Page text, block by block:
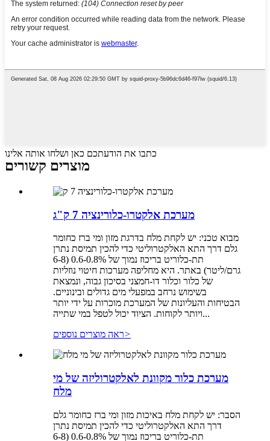
כתבו את הודעתכם כאן ושלחו אותה אלינו
מוצרים קשורים
מערכת אלקטרו-כלורינציה 7 ק"ג
מבוא טכני: יש לקחת מלח בדרגת מזון ומי ברז כחומר
גלם דרך התא האלקטרוליטי כדי להכין תמיסת נתרן
תת-כלוריט בריכוז נמוך של 0.6-0.8% (6-8
גרם/ליטר) באתר. היא מחליפה מערכות חיטוי נוזליות
של כלור וכלור דו-חמצני בסיכון גבוה, ונמצאת
בשימוש נרחב במפעלי מים גדולים ובינוניים.
הבטיחות והעליונות של המערכת מוכרות על ידי יותר
ויותר לקוחות. הציוד יכול לטפל במי שתייה...
ראה מוצרים נוספים>
מערכת כלור מקוונת לאלקטרוליזה של מי
מלח
הסבר: יש לקחת מלח באיכות מזון ומי ברז כחומר גלם
דרך התא האלקטרוליטי כדי להכין תמיסת נתרן
תת-כלוריט בריכוז נמוך של 0.6-0.8% (6-8